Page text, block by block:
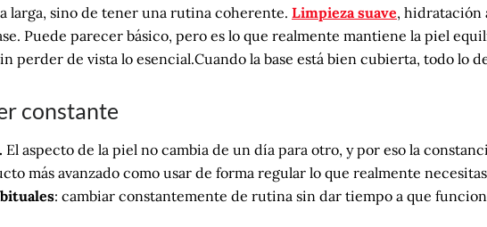
larga, sino de tener una rutina coherente. Limpieza suave, hidratación
Puede parecer básico, pero es lo que realmente mantiene la piel
perder de vista lo esencial.Cuando la base está bien cubierta, todo lo
constante
El aspecto de la piel no cambia de un día para otro, y por eso la
más avanzado como usar de forma regular lo que realmente
: cambiar constantemente de rutina sin dar tiempo a que